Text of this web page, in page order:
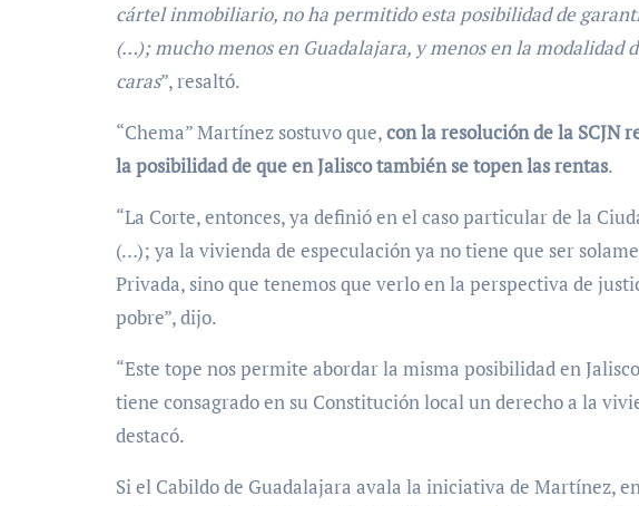
cártel inmobiliario, no ha permitido esta posibilidad de
(…); mucho menos en Guadalajara, y menos en la modalidad
caras”, resaltó.
“Chema” Martínez sostuvo que,con la resolución de la SCJN
la posibilidad de que en Jalisco también se topen las rentas.
“La Corte, entonces, ya definió en el caso particular de la
(…); ya la vivienda de especulación ya no tiene que ser
Privada, sino que tenemos que verlo en la perspectiva de
pobre”, dijo.
“Este tope nos permite abordar la misma posibilidad en
tiene consagrado en su Constitución local un derecho a la
destacó.
Si el Cabildo de Guadalajara avala la iniciativa de Martínez,